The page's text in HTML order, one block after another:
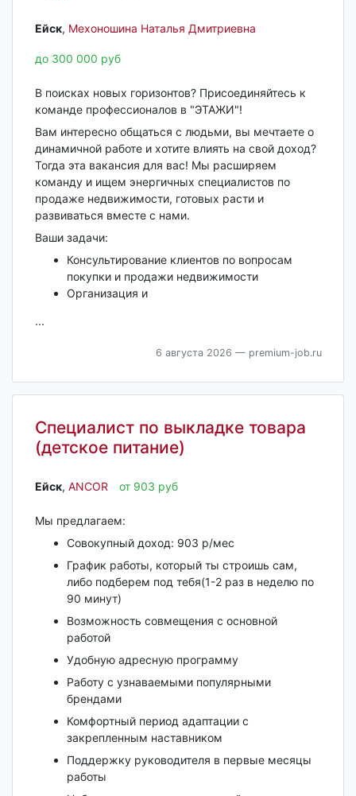
Ейск‎, Мехоношина Наталья Дмитриевна
до 300 000 руб
В поисках новых горизонтов? Присоединяйтесь к
команде профессионалов в "ЭТАЖИ"!
Вам интересно общаться с людьми, вы мечтаете о
динамичной работе и хотите влиять на свой доход?
Тогда эта вакансия для вас! Мы расширяем
команду и ищем энергичных специалистов по
продаже недвижимости, готовых расти и
развиваться вместе с нами.
Ваши задачи:
Консультирование клиентов по вопросам
покупки и продажи недвижимости
Организация и
...
6 августа 2026 — premium-job.ru
Специалист по выкладке товара
(детское питание)
Ейск‎, ANCOR от 903 руб
Мы предлагаем:
Совокупный доход: 903 р/мес
График работы, который ты строишь сам,
либо подберем под тебя(1-2 раз в неделю по
90 минут)
Возможность совмещения с основной
работой
Удобную адресную программу
Работу с узнаваемыми популярными
брендами
Комфортный период адаптации с
закрепленным наставником
Поддержку руководителя в первые месяцы
работы